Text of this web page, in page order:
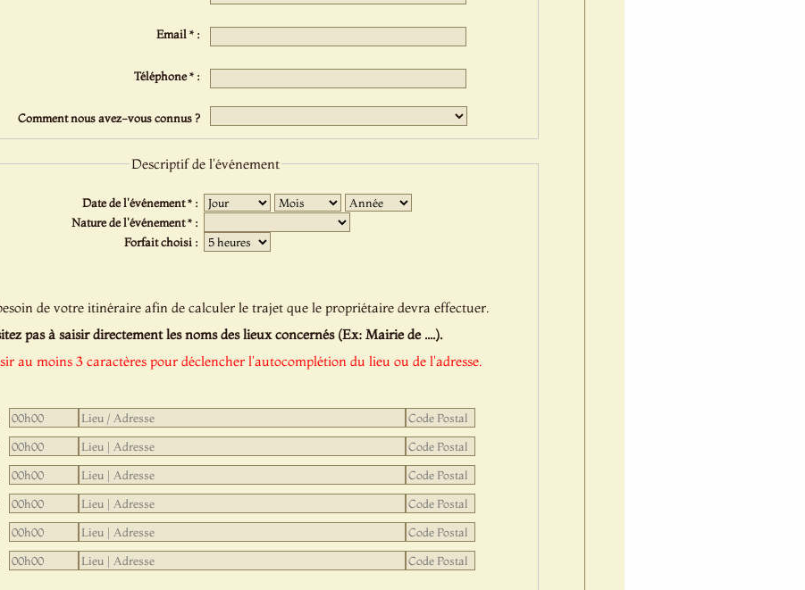
Email * :
Téléphone * :
Comment nous avez-vous connus ?
Descriptif de l'événement
Date de l'événement * : Jour
Nature de l'événement * :
Forfait choisi :
de votre itinéraire afin de calculer le trajet que le propriétaire devra effectuer.
pas à saisir directement les noms des lieux concernés (Ex: Mairie de ....).
au moins 3 caractères pour déclencher l'autocomplétion du lieu ou de l'adresse.